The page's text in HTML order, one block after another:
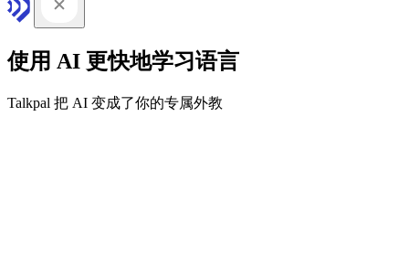
使用 AI 更快地学习语言
Talkpal 把 AI 变成了你的专属外教